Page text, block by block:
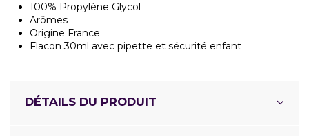
100% Propylène Glycol
Arômes
Origine France
Flacon 30ml avec pipette et sécurité enfant
DÉTAILS DU PRODUIT